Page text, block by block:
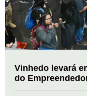
Vinhedo levará
do